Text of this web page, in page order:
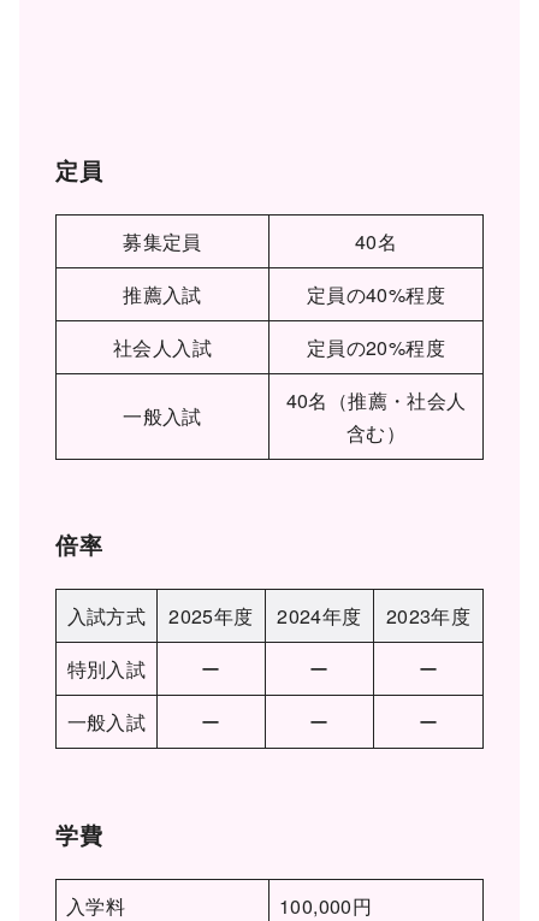
定員
募集定員
40名
推薦入試
定員の40%程度
社会人入試
定員の20%程度
一般入試
40名（推薦・社会人
含む）
倍率
入試方式 2025年度 2024年度
2023年度
特別入試
ー ー
ー
一般入試
ー ー ー
学費
入学料
100,000円